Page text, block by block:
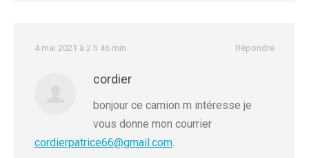
Répondre
4 mai 2021 à 2 h 46 min
cordier
bonjour ce camion m intéresse je
vous donne mon courrier
cordierpatrice66@gmail.com.